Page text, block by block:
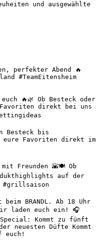
und ausgewählte
perfekter Abend 🔥
#TeamEitensheim
🔥🌿 Ob Besteck oder
direkt bei uns
Besteck bis
eure Favoriten direkt im
Freunden 🌇🍽️ Ob
auf der
#grillsaison
BRANDL. Ab 18 Uhr
laden euch ein! 🎧
Kommt zu fünft
neuesten Düfte Kommt
euch!